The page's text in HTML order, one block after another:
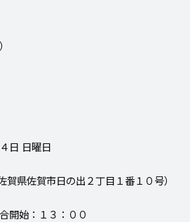
日 日曜日
賀県佐賀市日の出２丁目１番１０号）
開始：１３：００